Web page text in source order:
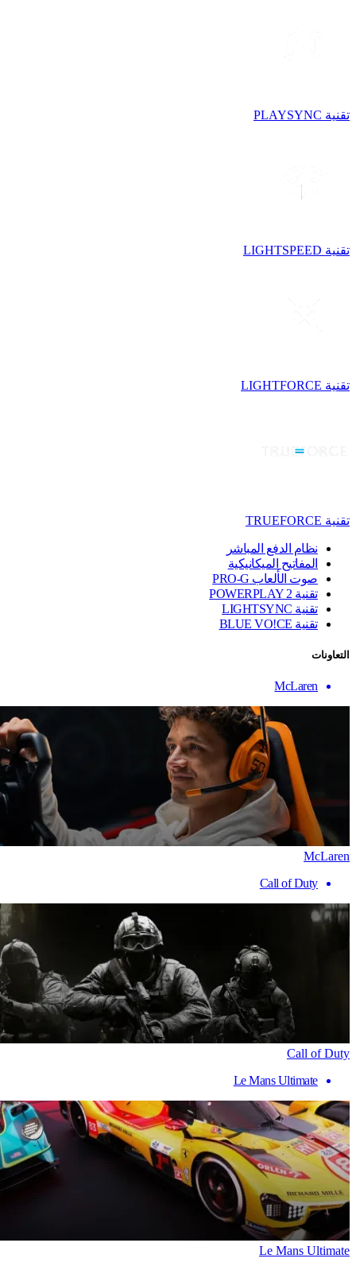
تقنية PLAYSYNC
تقنية LIGHTSPEED
تقنية LIGHTFORCE
تقنية TRUEFORCE
نظام الدفع المباشر
المفاتيح الميكانيكية
صوت الألعاب PRO-G
تقنية ‏POWERPLAY 2
تقنية LIGHTSYNC
تقنية BLUE VO!CE
التعاونات
McLaren
McLaren
Call of Duty
Call of Duty
Le Mans Ultimate
Le Mans Ultimate